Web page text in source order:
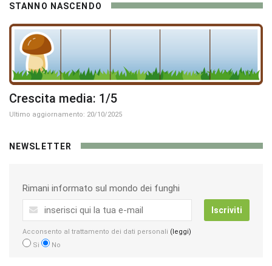
STANNO NASCENDO
Crescita media: 1/5
Ultimo aggiornamento: 20/10/2025
NEWSLETTER
Rimani informato sul mondo dei funghi
Iscriviti
Acconsento al trattamento dei dati personali (leggi)
Si
No